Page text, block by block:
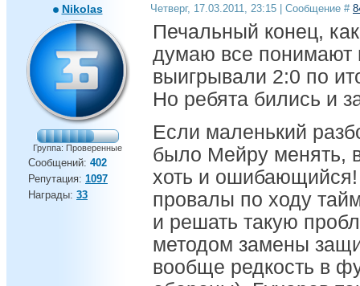
Nikolas
Группа: Проверенные
Сообщений: 402
Репутация: 1097
Награды: 33
Четверг, 17.03.2011, 23:15 | Сообщение #
Печальный конец,
думаю все понимают
выигрывали 2:0 по
Но ребята бились и
Если маленький
было Мейру менять,
хоть и
провалы по ходу
и решать такую
методом замены
вообще редкость в